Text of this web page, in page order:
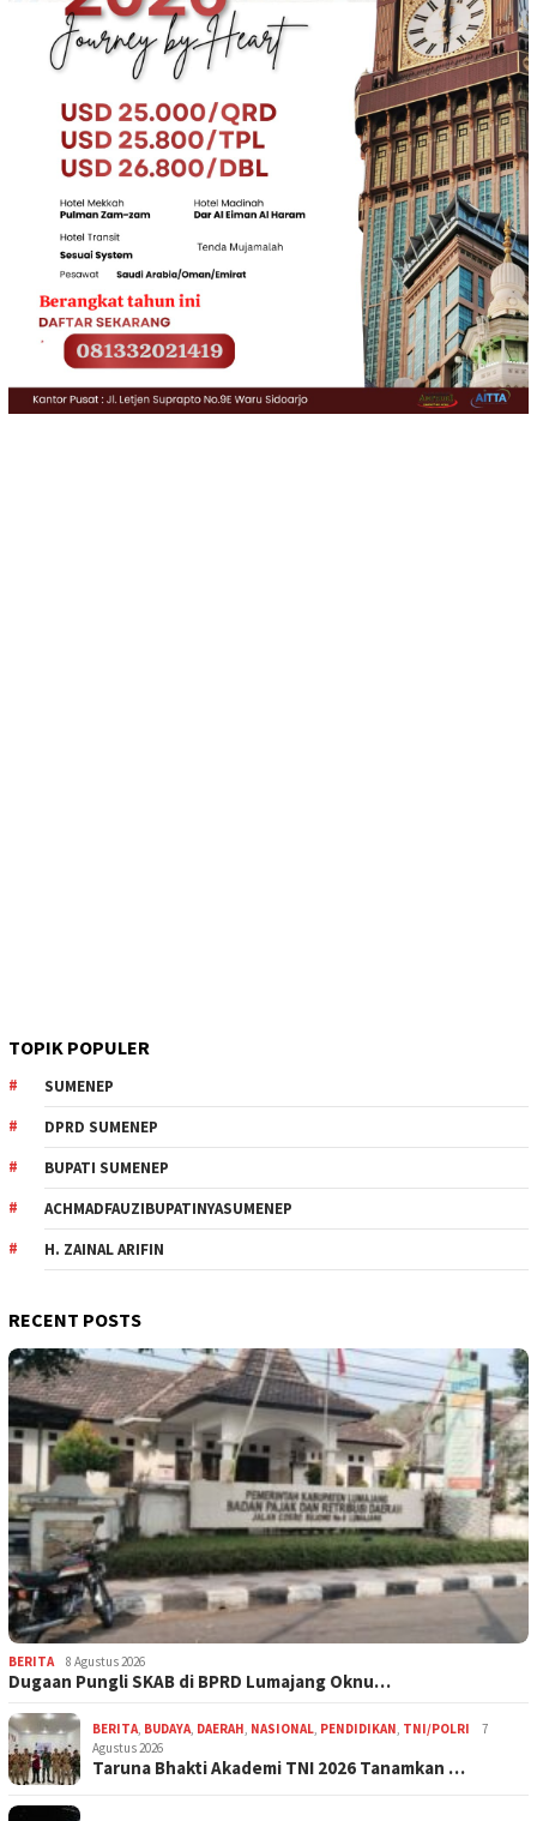
TOPIK POPULER
SUMENEP
DPRD SUMENEP
BUPATI SUMENEP
ACHMADFAUZIBUPATINYASUMENEP
H. ZAINAL ARIFIN
RECENT POSTS
BERITA 8 Agustus 2026
Dugaan Pungli SKAB di BPRD Lumajang Oknu…
BERITA, BUDAYA, DAERAH, NASIONAL, PENDIDIKAN, TNI/POLRI
7
Agustus 2026
Taruna Bhakti Akademi TNI 2026 Tanamkan …